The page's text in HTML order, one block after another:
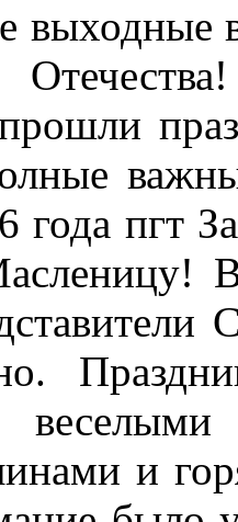
выходные
года пгт
В
и